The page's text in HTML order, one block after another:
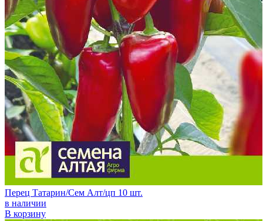
Перец Татарин/Сем Алт/цп 10 шт.
в наличии
В корзину